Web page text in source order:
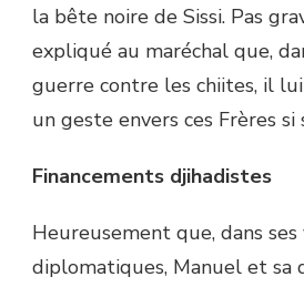
la bête noire de Sissi. Pas
expliqué au maréchal que,
guerre contre les chiites, il
un geste envers ces Frères si
Financements djihadistes
Heureusement que, dans ses
diplomatiques, Manuel et sa